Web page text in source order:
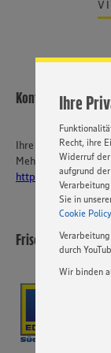
Ihre
Cookies
Basis Ihrer
Recht, ihre
Widerruf
aufgrund
Sie in
Cookie Policy
durch
Wir binden
ein, dass
Kontakt
Ihre Ansprechperson
Mehr über EDEKA
https://karriere-
Frischemärkte